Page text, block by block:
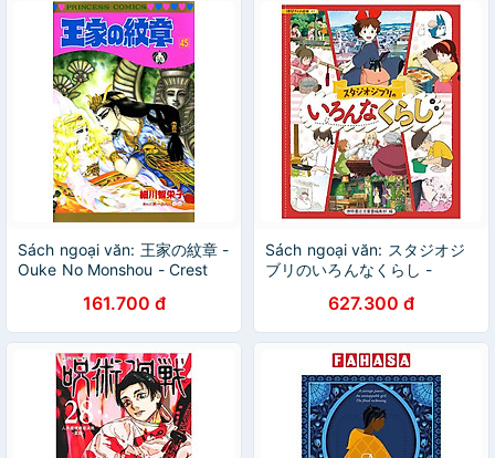
Sách ngoại văn: 王家の紋章 -
Ouke No Monshou - Crest
161.700 đ
Sách ngoại văn: スタジオジ
ブリのいろんなくらし -
627.300 đ